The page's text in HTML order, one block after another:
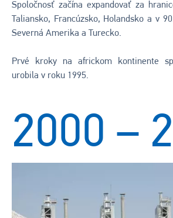
Spoločnosť začína expandovať za
Taliansko, Francúzsko, Holandsko a v
Severná Amerika a Turecko.
Prvé kroky na africkom kontinente
urobila v roku 1995.
2000 –